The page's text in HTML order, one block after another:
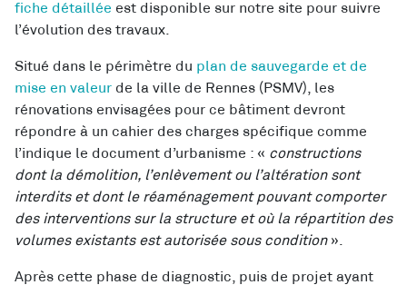
fiche détaillée est disponible sur notre site pour suivre
l’évolution des travaux.
Situé dans le périmètre du plan de sauvegarde et de
mise en valeur de la ville de Rennes (PSMV), les
rénovations envisagées pour ce bâtiment devront
répondre à un cahier des charges spécifique comme
l’indique le document d’urbanisme : « constructions
dont la démolition, l’enlèvement ou l’altération sont
interdits et dont le réaménagement pouvant comporter
des interventions sur la structure et où la répartition des
volumes existants est autorisée sous condition ».
Après cette phase de diagnostic, puis de projet ayant